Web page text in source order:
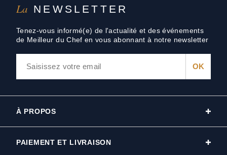
La NEWSLETTER
Tenez-vous informé(e) de l'actualité et des événements
de Meilleur du Chef en vous abonnant à notre newsletter
À PROPOS
PAIEMENT ET LIVRAISON